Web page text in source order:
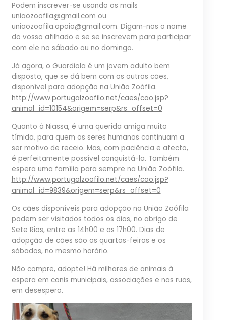
Podem inscrever-se usando os mails
uniaozoofila@gmail.com ou
uniaozoofila.apoio@gmail.com. Digam-nos o nome
do vosso afilhado e se se inscrevem para participar
com ele no sábado ou no domingo.
Já agora, o Guardiola é um jovem adulto bem
disposto, que se dá bem com os outros cães,
disponível para adopção na União Zoófila.
http://www.portugalzoofilo.net/caes/cao.jsp?
animal_id=10154&origem=serp&rs_offset=0
Quanto à Niassa, é uma querida amiga muito
tímida, para quem os seres humanos continuam a
ser motivo de receio. Mas, com paciência e afecto,
é perfeitamente possível conquistá-la. Também
espera uma família para sempre na União Zoófila.
http://www.portugalzoofilo.net/caes/cao.jsp?
animal_id=9839&origem=serp&rs_offset=0
Os cães disponíveis para adopção na União Zoófila
podem ser visitados todos os dias, no abrigo de
Sete Rios, entre as 14h00 e as 17h00. Dias de
adopção de cães são as quartas-feiras e os
sábados, no mesmo horário.
Não compre, adopte! Há milhares de animais à
espera em canis municipais, associações e nas ruas,
em desespero.